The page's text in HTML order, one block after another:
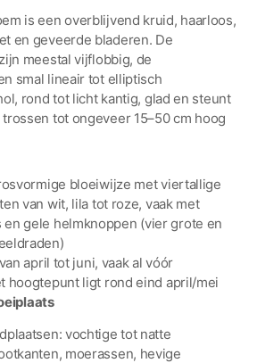
is een overblijvend kruid, haarloos,
en geveerde bladeren. De
meestal vijflobbig, de
smal lineair tot elliptisch
rond tot licht kantig, glad en steunt
tot ongeveer 15–50 cm hoog
bloeiwijze met viertallige
van wit, lila tot roze, vaak met
gele helmknoppen (vier grote en
april tot juni, vaak al vóór
hoogtepunt ligt rond eind april/mei
vochtige tot natte
moerassen, hevige